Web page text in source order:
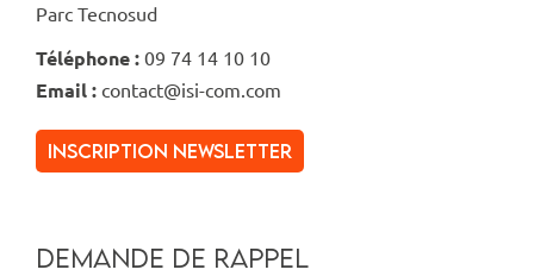
Parc Tecnosud
Téléphone : 09 74 14 10 10
Email : contact@isi-com.com
inscription newsletter
DEMANDE DE RAPPEL